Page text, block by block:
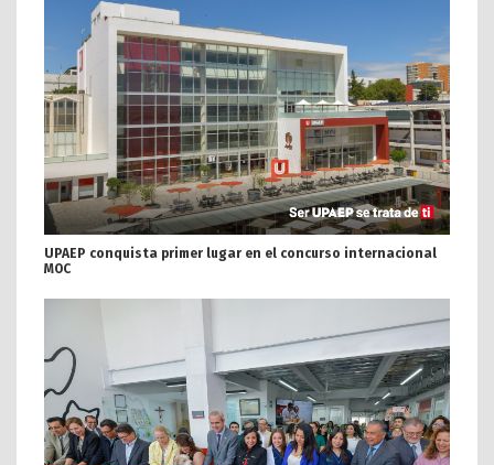
UPAEP conquista primer lugar en el concurso internacional
MOC